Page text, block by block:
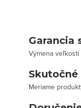
Garancia
Výmena veľkosti
Meriame